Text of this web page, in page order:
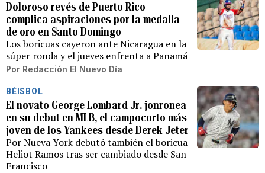
Doloroso revés de Puerto Rico
complica aspiraciones por la medalla
de oro en Santo Domingo
Los boricuas cayeron ante Nicaragua en la
súper ronda y el jueves enfrenta a Panamá
Por Redacción El Nuevo Día
BÉISBOL
El novato George Lombard Jr. jonronea
en su debut en MLB, el campocorto más
joven de los Yankees desde Derek Jeter
Por Nueva York debutó también el boricua
Heliot Ramos tras ser cambiado desde San
Francisco